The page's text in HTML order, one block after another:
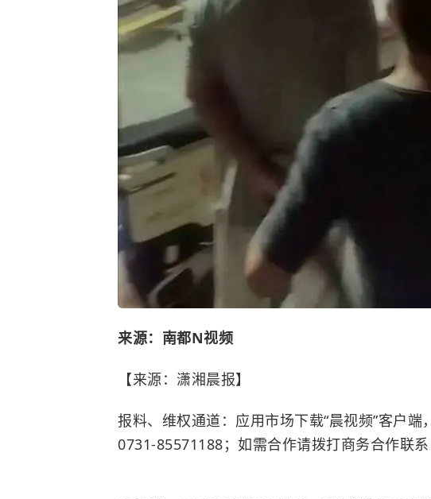
来源：南都N视频
【来源：潇湘晨报】
报料、维权通道：应用市场下载“晨视频”客户端
0731-85571188；如需合作请拨打商务合作联系